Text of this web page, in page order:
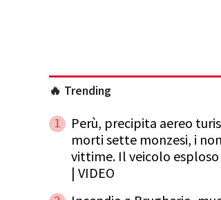
🔥 Trending
1
Perù, precipita aereo
morti sette monzesi, i
vittime. Il veicolo esploso
| VIDEO